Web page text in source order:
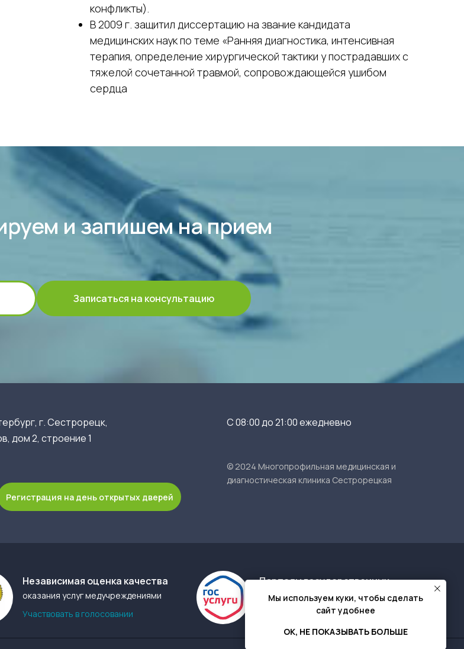
Мы используем куки, чтобы сделать
сайт удобнее
ОК, НЕ ПОКАЗЫВАТЬ БОЛЬШЕ
конфликты).
В 2009 г. защитил диссертацию на звание кандидата
медицинских наук по теме «Ранняя диагностика, интенсивная
терапия, определение хирургической тактики у пострадавших с
тяжелой сочетанной травмой, сопровождающейся ушибом
сердца
и запишем на прием
Записаться на консультацию
г. Сестрорецк,
дом 2, строение 1
С 08:00 до 21:00 ежедневно
© 2024 Многопрофильная медицинская и
диагностическая клиника Сестрорецкая
Регистрация на день открытых дверей
Независимая оценка качества
оказания услуг медучреждениями
Участвовать в голосовании
Порталы государственных
услуг
Общероссийский портал
Санкт-Петербург и
Ленобласть